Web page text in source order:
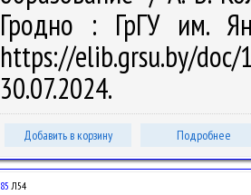
Гродно : ГрГУ им.
https://elib.grsu.by/
30.07.2024.
Добавить в корзину Подробнее
85 Л54